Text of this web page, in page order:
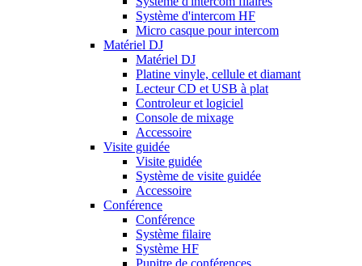
Système d'intercom HF
Micro casque pour intercom
Matériel DJ
Matériel DJ
Platine vinyle, cellule et diamant
Lecteur CD et USB à plat
Controleur et logiciel
Console de mixage
Accessoire
Visite guidée
Visite guidée
Système de visite guidée
Accessoire
Conférence
Conférence
Système filaire
Système HF
Pupitre de conférences